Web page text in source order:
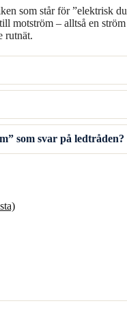
som står för ”elektrisk
motström – alltså en
rutnät.
som svar på ledtråden?